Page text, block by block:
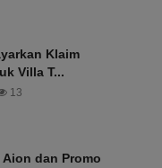
Klaim
Villa T...
13
Aion dan Promo